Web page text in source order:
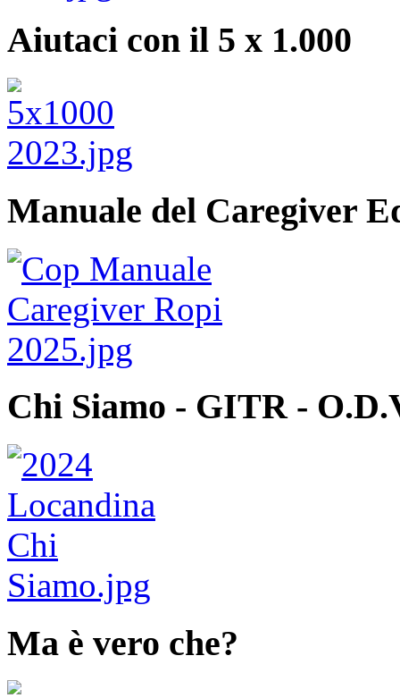
Aiutaci con il 5 x 1.000
Manuale del Caregiver
Chi Siamo - GITR -
Ma è vero che?